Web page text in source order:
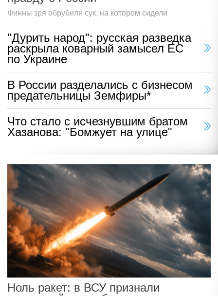
Финны зря обрубили сук, на котором сидели
"Дурить народ": русская разведка
раскрыла коварный замысел ЕС
по Украине
В России разделались с бизнесом
предательницы Земфиры*
Что стало с исчезнувшим братом
Хазанова: "Бомжует на улице"
Ноль ракет: в ВСУ признали